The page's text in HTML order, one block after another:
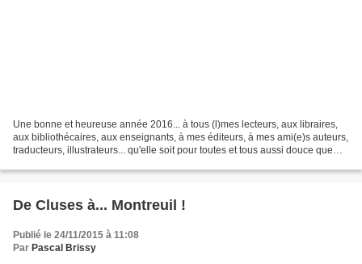
Une bonne et heureuse année 2016... à tous (l)mes lecteurs, aux libraires,
aux bibliothécaires, aux enseignants, à mes éditeurs, à mes ami(e)s auteurs,
traducteurs, illustrateurs... qu'elle soit pour toutes et tous aussi douce que
De Cluses à... Montreuil !
Publié le 24/11/2015 à 11:08
Par Pascal Brissy